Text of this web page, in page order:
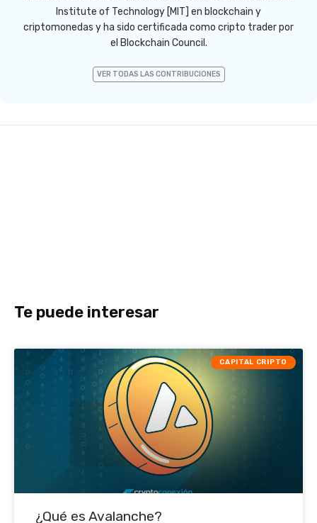
Institute of Technology [MIT] en blockchain y
criptomonedas y ha sido certificada como cripto trader por
el Blockchain Council.
VER TODAS LAS CONTRIBUCIONES
Te puede interesar
CAPITAL CRIPTO
¿Qué es Avalanche?